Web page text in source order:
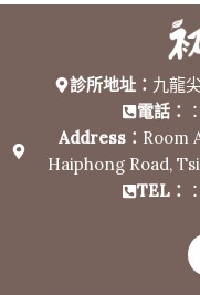
診所地址： 九龍
電話：
Address： Room
Haiphong Road,
TEL：